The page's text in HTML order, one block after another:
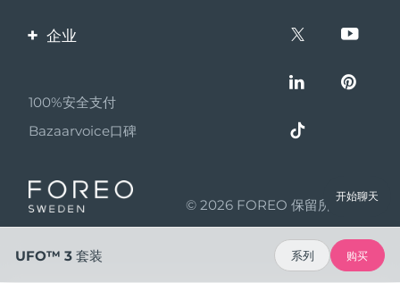
保修与退换货
产品注册
企业
伙伴计划
联盟新闻
成为合作伙伴
100%安全支付
Bazaarvoice口碑
© 2026 FOREO 保留所有权利
开始聊天
UFO™ 3 套装 系列 购买